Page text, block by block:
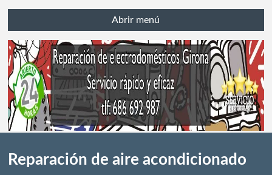
Abrir menú
Reparación de aire acondicionado